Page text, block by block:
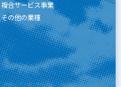
複合サービス事業
その他の業種